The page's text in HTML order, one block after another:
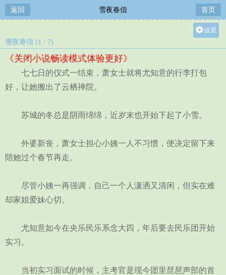
返回 雪夜春信 首页
设置
中
雪夜春信 (1 / 7)
《关闭小说畅读模式体验更好》
七七日的仪式一结束，萧女士就将尤知意的行李打包
好，让她搬出了云栖禅院。
苏城的冬总是阴雨绵绵，近岁末也开始下起了小雪。
外婆新丧，萧女士担心小姨一人不习惯，便决定留下来
陪她过个春节再走。
尽管小姨一再强调，自己一个人潇洒又清闲，但实在难
却家姐爱妹心切。
尤知意如今在央乐民乐系念大四，年后要去民乐团开始
实习。
当初实习面试的时候，主考官是现今团里琵琶声部的首